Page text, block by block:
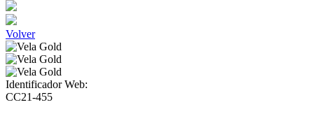
Volver
Identificador Web:
CC21-455